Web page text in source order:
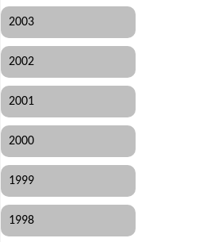
2003
2002
2001
2000
1999
1998